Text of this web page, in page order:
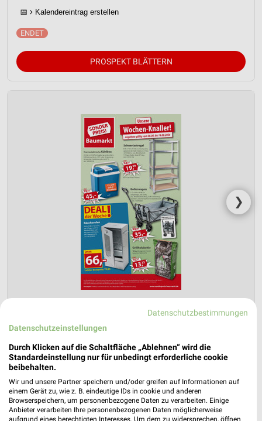
📅 Kalendereintrag erstellen
PROSPEKT BLÄTTERN
❯
Sonderpreis Baumarkt Prospekt für
Kissing ab Sa. den 08.08.
Unsere Wochen-Knaller!
Gültig von 08. Aug. bis 14. Aug.
📅 Kalendereintrag erstellen
Datenschutzbestimmungen
Datenschutzeinstellungen
Durch Klicken auf die Schaltfläche „Ablehnen“ wird die
Standardeinstellung nur für unbedingt erforderliche cookie
beibehalten.
Wir und unsere Partner speichern und/oder greifen auf Informationen auf
einem Gerät zu, wie z. B. eindeutige IDs in cookie und anderen
Browserspeichern, um personenbezogene Daten zu verarbeiten. Einige
Anbieter verarbeiten Ihre personenbezogenen Daten möglicherweise
aufgrund eines berechtigten Interesses. Um dem zu widersprechen, öffnen